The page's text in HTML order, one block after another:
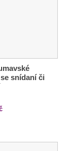
snídaní či